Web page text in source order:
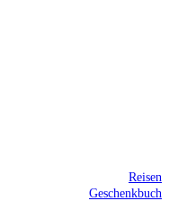
Reisen
Geschenkbuch